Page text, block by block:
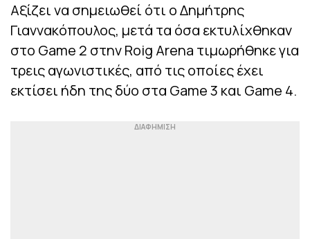
Αξίζει να σημειωθεί ότι ο Δημήτρης
Γιαννακόπουλος, μετά τα όσα εκτυλίχθηκαν
στο Game 2 στην Roig Arena τιμωρήθηκε για
τρεις αγωνιστικές, από τις οποίες έχει
εκτίσει ήδη της δύο στα Game 3 και Game 4.